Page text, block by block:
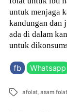
untuk menjaga
kandungan dan
ada di dalam
untuk
fb Whatsapp
Tags afolat asam folat